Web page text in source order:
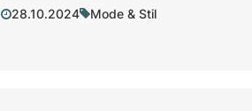
28.10.2024 Mode & Stil